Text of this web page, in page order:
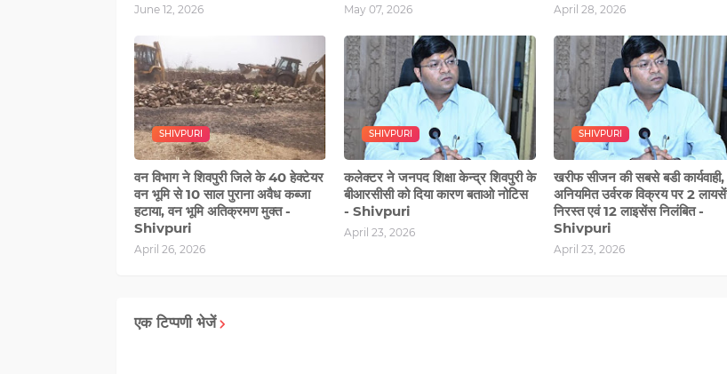
June 12, 2026 May 07, 2026 April 28, 2026
SHIVPURI
वन विभाग ने शिवपुरी जिले के 40 हेक्टेयर
वन भूमि से 10 साल पुराना अवैध कब्जा
हटाया, वन भूमि अतिक्रमण मुक्त -
Shivpuri
April 26, 2026
SHIVPURI
कलेक्टर ने जनपद शिक्षा केन्द्र शिवपुरी के
बीआरसीसी को दिया कारण बताओ नोटिस
- Shivpuri
April 23, 2026
SHIVPURI
खरीफ सीजन की सबसे बडी कार्यवाही,
अनियमित उर्वरक विक्रय पर 2
निरस्त एवं 12 लाइसेंस निलंबित -
Shivpuri
April 23, 2026
एक टिप्पणी भेजें